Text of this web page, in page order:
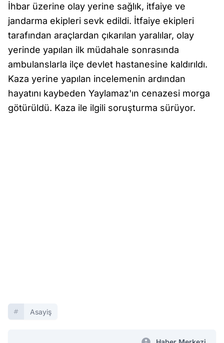
İhbar üzerine olay yerine sağlık, itfaiye ve
jandarma ekipleri sevk edildi. İtfaiye ekipleri
tarafından araçlardan çıkarılan yaralılar, olay
yerinde yapılan ilk müdahale sonrasında
ambulanslarla ilçe devlet hastanesine kaldırıldı.
Kaza yerine yapılan incelemenin ardından
hayatını kaybeden Yaylamaz'ın cenazesi morga
götürüldü. Kaza ile ilgili soruşturma sürüyor.
Asayiş